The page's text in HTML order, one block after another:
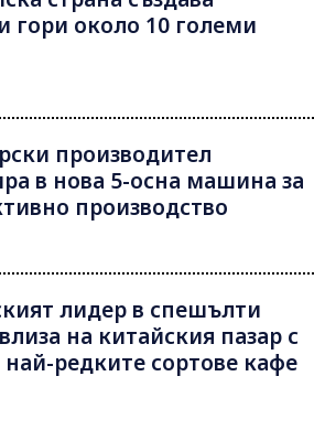
гори около 10 големи
производител
в нова 5-осна машина за
производство
лидер в спешълти
на китайския пазар с
редките сортове кафе